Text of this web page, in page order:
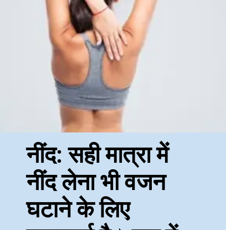
नींद: सही मात्रा में
नींद लेना भी वजन
घटाने के लिए